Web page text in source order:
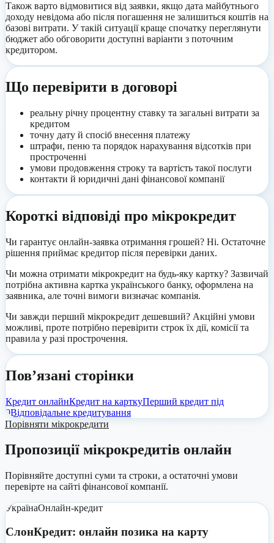
Також варто відмовитися від заявки, якщо дата майбутнього
доходу невідома або після погашення не залишиться коштів на
базові витрати. У такій ситуації краще спочатку переглянути
бюджет або обговорити доступні варіанти з поточним
кредитором.
Що перевірити в договорі
реальну річну процентну ставку та загальні витрати за
кредитом
точну дату й спосіб внесення платежу
штрафи, пеню та порядок нарахування відсотків при
простроченні
умови продовження строку та вартість такої послуги
контакти й юридичні дані фінансової компанії
Короткі відповіді про мікрокредит
Чи гарантує онлайн-заявка отримання грошей? Ні. Остаточне
рішення приймає кредитор після перевірки даних.
Чи можна отримати мікрокредит на будь-яку картку? Зазвичай
потрібна активна картка українського банку, оформлена на
заявника, але точні вимоги визначає компанія.
Чи завжди перший мікрокредит дешевший? Акційні умови
можливі, проте потрібно перевірити строк їх дії, комісії та
правила у разі прострочення.
Пов’язані сторінки
Кредит онлайнКредит на карткуПерший кредит під
0Відповідальне кредитування
Порівняти мікрокредити
Пропозиції мікрокредитів онлайн
Порівняйте доступні суми та строки, а остаточні умови
перевірте на сайті фінансової компанії.
УкраїнаОнлайн-кредит
СлонКредит: онлайн позика на карту